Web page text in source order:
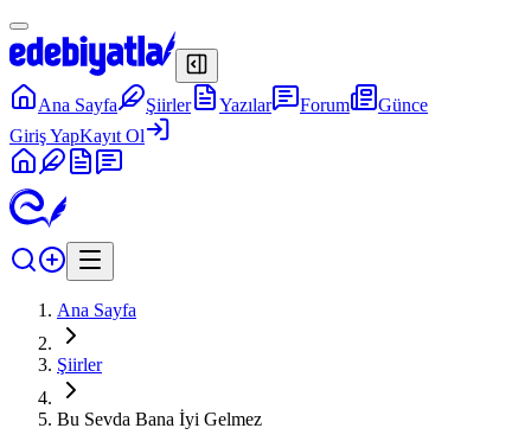
Ana Sayfa Şiirler Yazılar Forum
Günce
Giriş YapKayıt Ol
Ana Sayfa
Şiirler
Bu Sevda Bana İyi Gelmez